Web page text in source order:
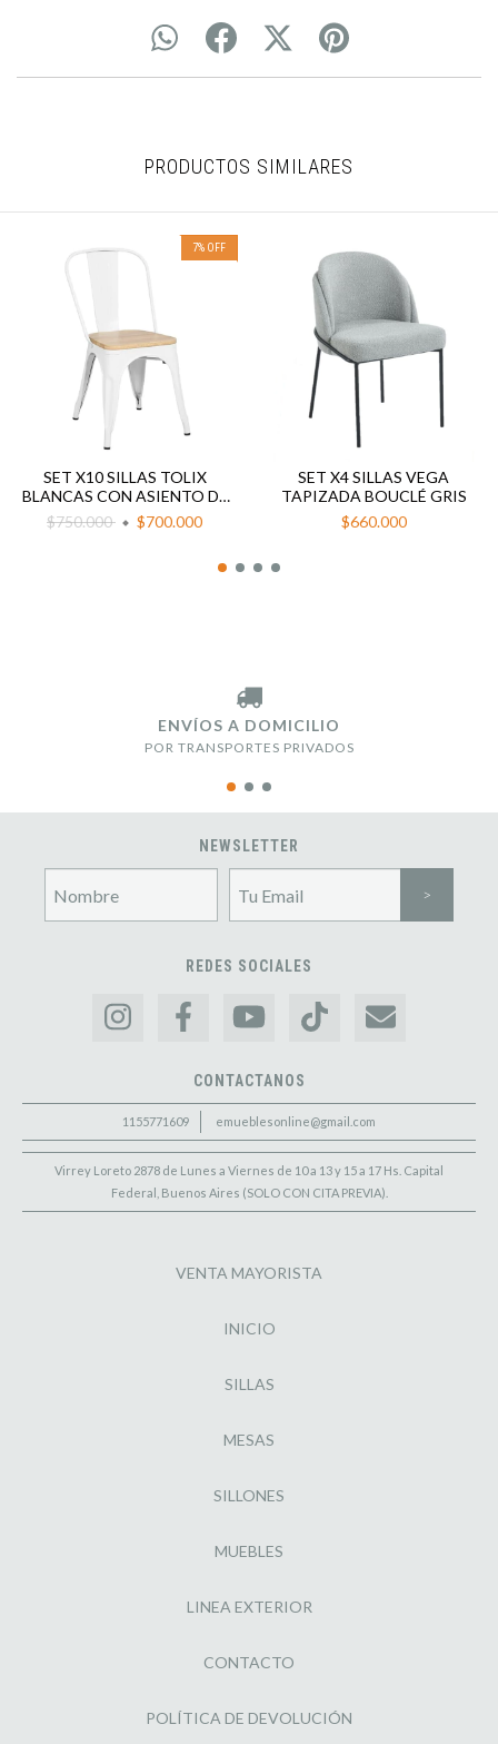
PRODUCTOS SIMILARES
7% OFF
SET X10 SILLAS TOLIX
BLANCAS CON ASIENTO DE
MADERA
$750.000 $700.000
SET X4 SILLAS VEGA
TAPIZADA BOUCLÉ GRIS
$660.000
ENVÍOS A DOMICILIO
POR TRANSPORTES PRIVADOS
NEWSLETTER
REDES SOCIALES
CONTACTANOS
1155771609 emueblesonline@gmail.com
Virrey Loreto 2878 de Lunes a Viernes de 10 a 13 y 15 a 17 Hs. Capital
Federal, Buenos Aires (SOLO CON CITA PREVIA).
VENTA MAYORISTA
INICIO
SILLAS
MESAS
SILLONES
MUEBLES
LINEA EXTERIOR
CONTACTO
POLÍTICA DE DEVOLUCIÓN